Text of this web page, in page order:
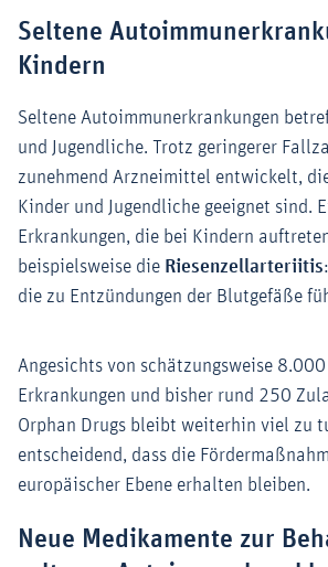
Seltene
Kindern
Seltene Autoimmunerkrankungen
und Jugendliche. Trotz geringerer
zunehmend Arzneimittel entwickelt,
Kinder und Jugendliche geeignet sind.
Erkrankungen, die bei Kindern
beispielsweise die Riesenzellarteriitis
die zu Entzündungen der Blutgefäße
Angesichts von schätzungsweise
Erkrankungen und bisher rund 250
Orphan Drugs bleibt weiterhin viel zu
entscheidend, dass die
europäischer Ebene erhalten bleiben.
Neue Medikamente zur